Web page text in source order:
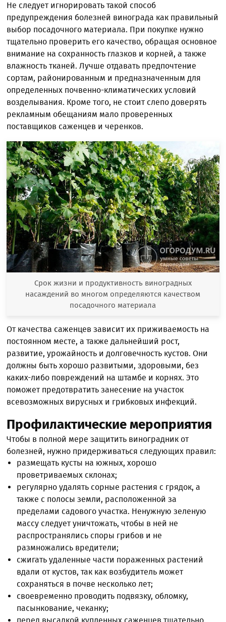
Не следует игнорировать такой способ
предупреждения болезней винограда как правильный
выбор посадочного материала. При покупке нужно
тщательно проверить его качество, обращая основное
внимание на сохранность глазков и корней, а также
влажность тканей. Лучше отдавать предпочтение
сортам, районированным и предназначенным для
определенных почвенно-климатических условий
возделывания. Кроме того, не стоит слепо доверять
рекламным обещаниям мало проверенных
поставщиков саженцев и черенков.
Срок жизни и продуктивность виноградных
насаждений во многом определяются качеством
посадочного материала
От качества саженцев зависит их приживаемость на
постоянном месте, а также дальнейший рост,
развитие, урожайность и долговечность кустов. Они
должны быть хорошо развитыми, здоровыми, без
каких-либо повреждений на штамбе и корнях. Это
поможет предотвратить занесение на участок
всевозможных вирусных и грибковых инфекций.
Профилактические мероприятия
Чтобы в полной мере защитить виноградник от
болезней, нужно придерживаться следующих правил:
размещать кусты на южных, хорошо
проветриваемых склонах;
регулярно удалять сорные растения с грядок, а
также с полосы земли, расположенной за
пределами садового участка. Ненужную зеленую
массу следует уничтожать, чтобы в ней не
распространялись споры грибов и не
размножались вредители;
сжигать удаленные части пораженных растений
вдали от кустов, так как возбудитель может
сохраняться в почве несколько лет;
своевременно проводить подвязку, обломку,
пасынкование, чеканку;
перед высадкой купленных саженцев тщательно